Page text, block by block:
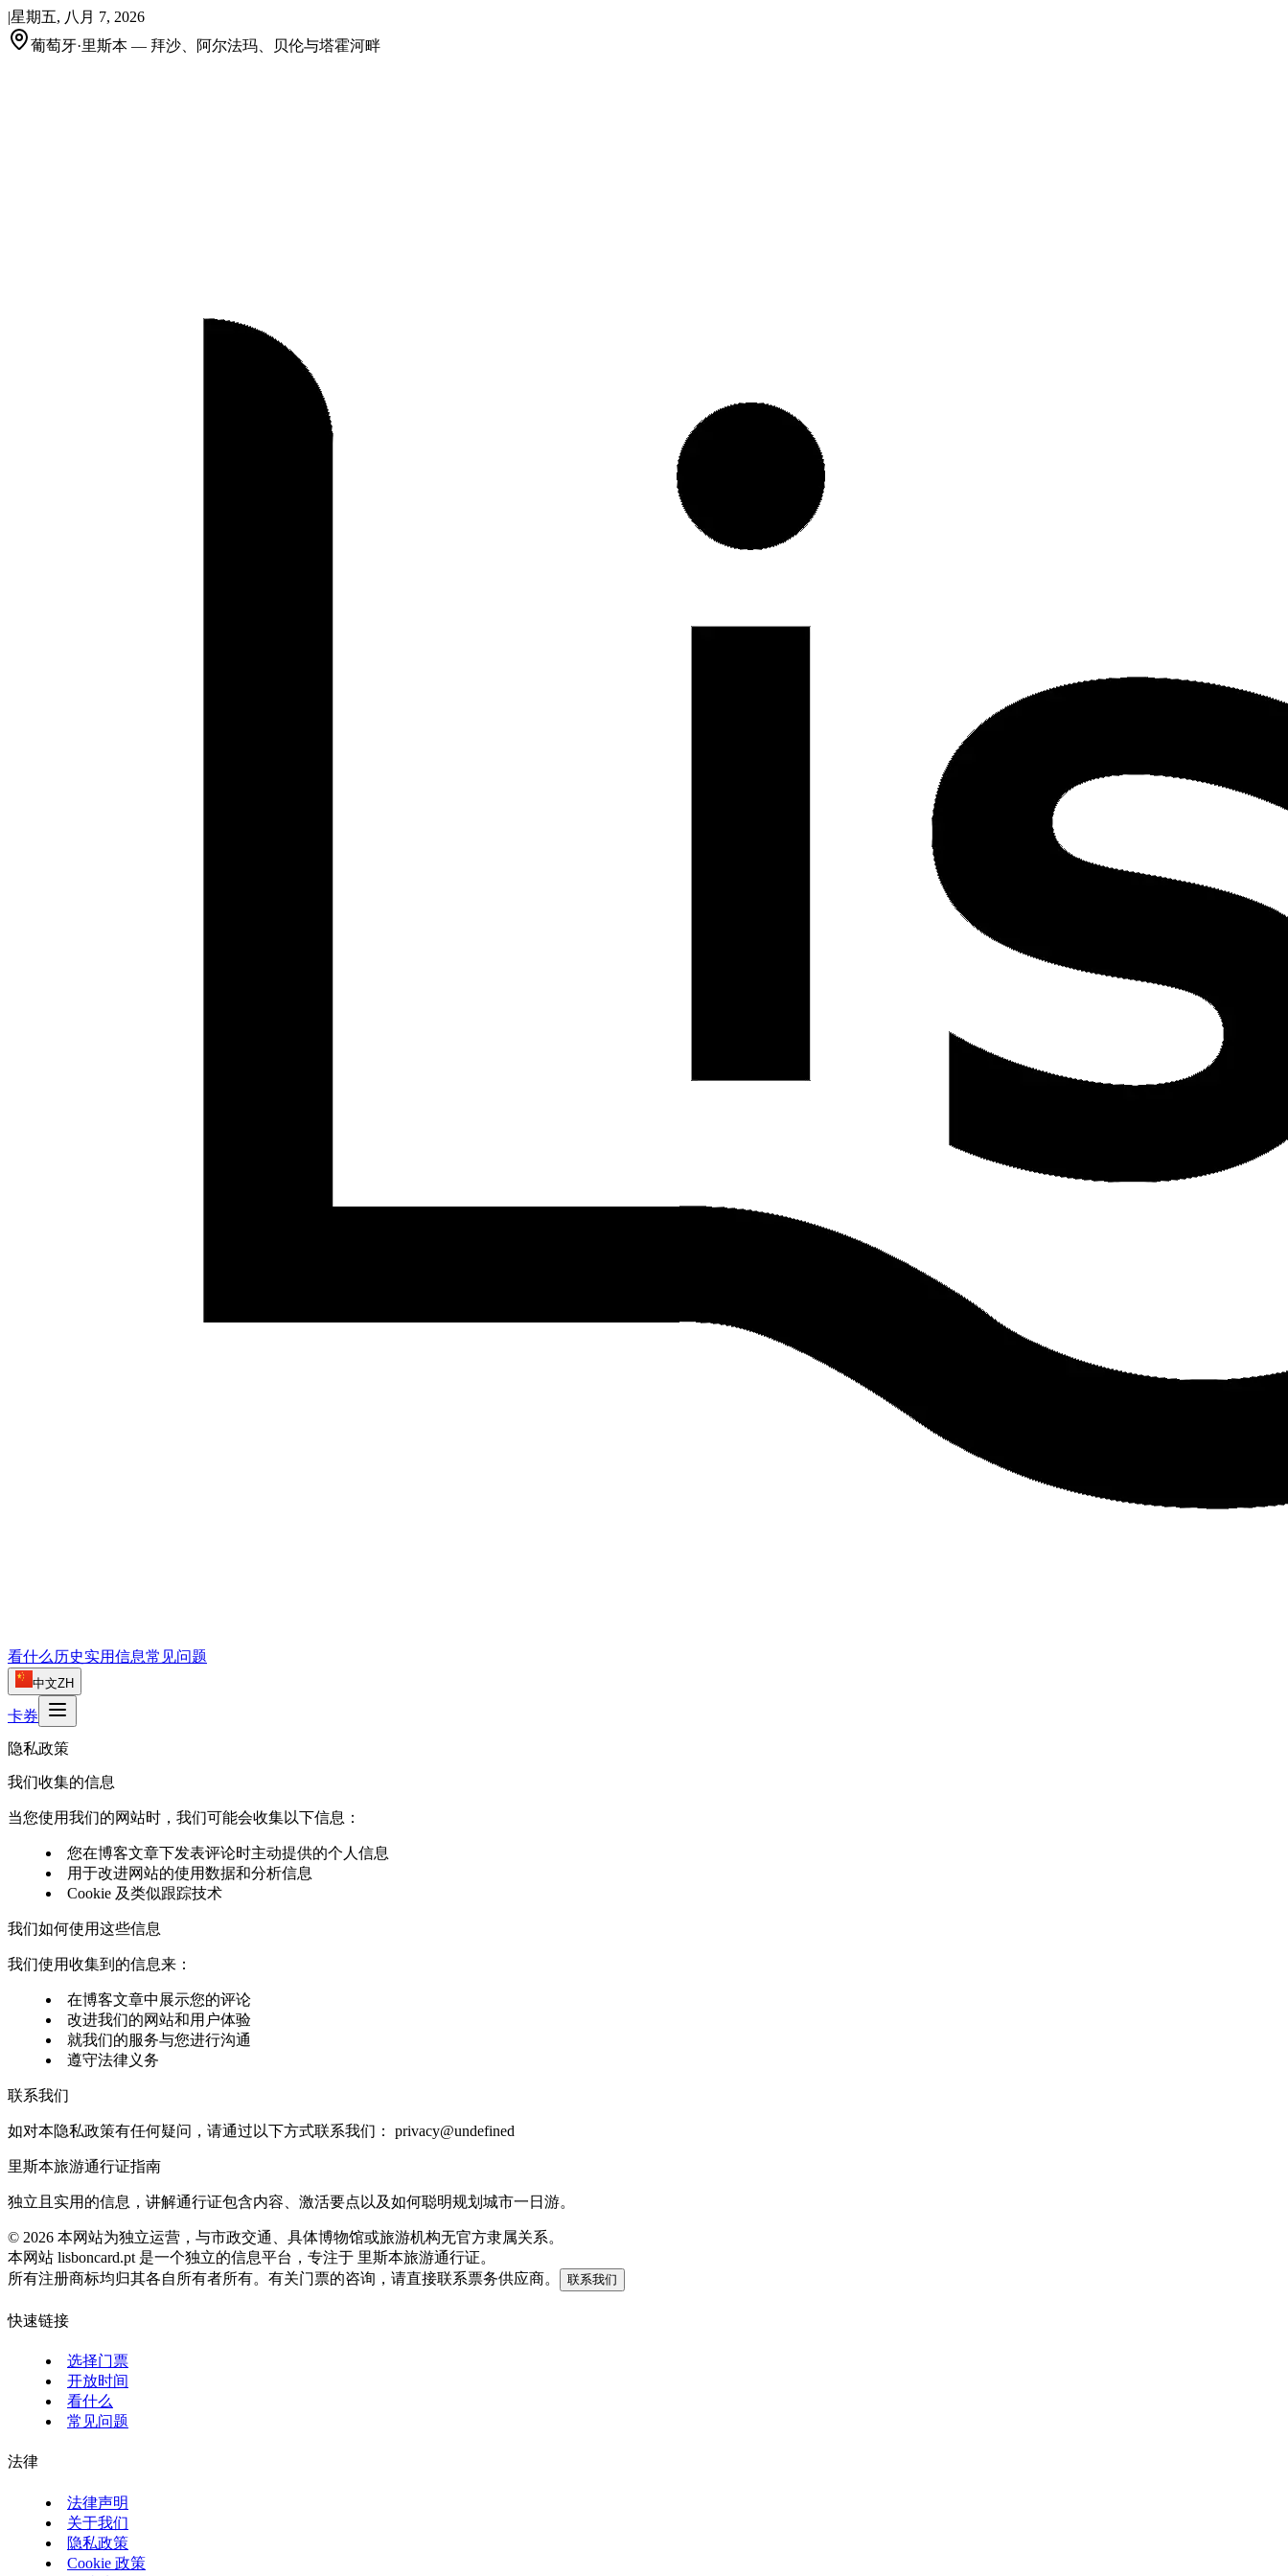
|星期五, 八月 7, 2026
葡萄牙·里斯本 — 拜沙、阿尔法玛、贝伦与塔霍河畔
看什么 历史实用信息常见问题
中文ZH
卡券
隐私政策
我们收集的信息
当您使用我们的网站时，我们可能会收集以下信息：
您在博客文章下发表评论时主动提供的个人信息
用于改进网站的使用数据和分析信息
Cookie 及类似跟踪技术
我们如何使用这些信息
我们使用收集到的信息来：
在博客文章中展示您的评论
改进我们的网站和用户体验
就我们的服务与您进行沟通
遵守法律义务
联系我们
如对本隐私政策有任何疑问，请通过以下方式联系我们： privacy@undefined
里斯本旅游通行证指南
独立且实用的信息，讲解通行证包含内容、激活要点以及如何聪明规划城市一日游。
© 2026 本网站为独立运营，与市政交通、具体博物馆或旅游机构无官方隶属关系。
本网站 lisboncard.pt 是一个独立的信息平台，专注于 里斯本旅游通行证。
所有注册商标均归其各自所有者所有。有关门票的咨询，请直接联系票务供应商。
联系我们
快速链接
选择门票
开放时间
看什么
常见问题
法律
法律声明
关于我们
隐私政策
Cookie 政策